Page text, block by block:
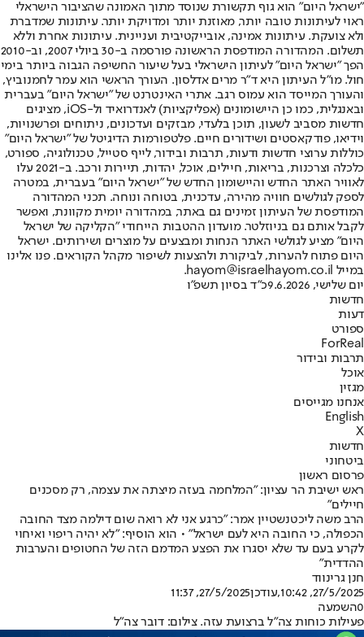
"ישראל היום" הוא גוף תקשורת שנוסד מתוך האמונה שהציבור הישראלי
ראוי לעיתונות טובה יותר, מאוזנת יותר ומדויקת יותר. עיתונות שמדברת
ולא צועקת. עיתונות אמינה, אובייקטיבית ועניינית. עיתונות אחרת וללא
תשלום. המהדורה המודפסת הראשונה פורסמה ב-30 ביולי 2007, וב-2010
הפך "ישראל היום" לעיתון הישראלי בעל שיעור החשיפה הגבוה ביותר בימי
חול. מו"ל העיתון היא ד"ר מרים אדלסון. העורך הראשי הוא עמר לחמנוביץ,
והעורך המייסד הוא עמוס רגב. אתרי האינטרנט של "ישראל היום" בעברית
ובאנגלית, כמו כן היישומונים (אפליקציות) לאנדרואיד ול-iOS, מציגים
חדשות מסביב לשעון, תוכן בלעדי, מבזקים ועדכונים, ניתוחים ופרשנויות,
וידיאו, פודקאסטים ושידורים חיים. פלטפורמות הדיגיטל של "ישראל היום"
כוללות ערוצי חדשות ודעות, תרבות ובידור, לייף סטייל, טכנולוגיה, ספורט,
כלכלה וצרכנות, בריאות, חיילים, אוכל, יהדות, תיירות ורכב. ב-2021 עלו
לאוויר האתר החדש והיישומון החדש של "ישראל היום" בעברית, במטרה
לספק לגולשים חוויה מהירה, עדכנית, בטוחה ונוחה. תכני המהדורה
המודפסת של העיתון זמינים גם באתר, במהדורה יומית מקוונת, ואפשר
לקבל אותם גם בניוזלטר. מועדון ההטבות הייחודי "הקליקה של ישראל
היום" מציע לגולשי האתר הנחות ומבצעים על מוצרים ושירותים. ישראל
היום פתוח להערות, לביקורת ולהצעות לשיפור מקהל הקוראים. פנו אלינו
במייל hayom@israelhayom.co.il.
יום שלישי, 9.6.2026
כ"ד בסיון תשפ"ו
חדשות
דעות
ספורט
ForReal
תרבות ובידור
אוכל
מגזין
אנחנו מגייסים
English
X
חדשות
ביטחוני
פרסום ראשון
ראש ישיבת הר עציון: "המלחמה בעזה מיצתה את עצמה, רק מסכנים
חיילים"
הרב משה ליכטנשטיין אמר: "כרגע אני לא רואה שום דילמה מצד החובה
הכפולה, כי החובה היא לעם ישראל" • הוא הוסיף: "לא יהיה ריפוי ואיחוי
לקרע בעם עד שלא יסגרו את הפצע המדמם הזה של החטופים והערבות
ההדדית"
חנן גרינווד
27/5/2025, 10:42
,עודכן27/5/2025, 11:37
0השמעה
פעילות כוחות צה"ל ברצועת עזה. צילום: דובר צה"ל